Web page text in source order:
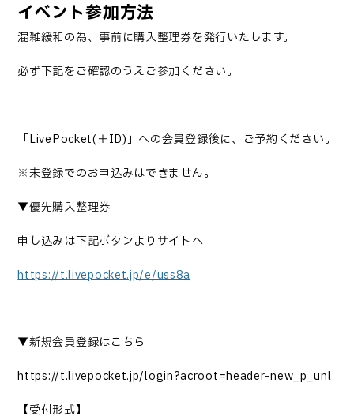
イベント参加方法
混雑緩和の為、事前に購入整理券を発行いたします。
必ず下記をご確認のうえご参加ください。
「LivePocket(＋ID)」への会員登録後に、ご予約ください。
※未登録でのお申込みはできません。
▼優先購入整理券
申し込みは下記ボタンよりサイトへ
https://t.livepocket.jp/e/uss8a
▼新規会員登録はこちら
https://t.livepocket.jp/login?acroot=header-new_p_unl
【受付形式】